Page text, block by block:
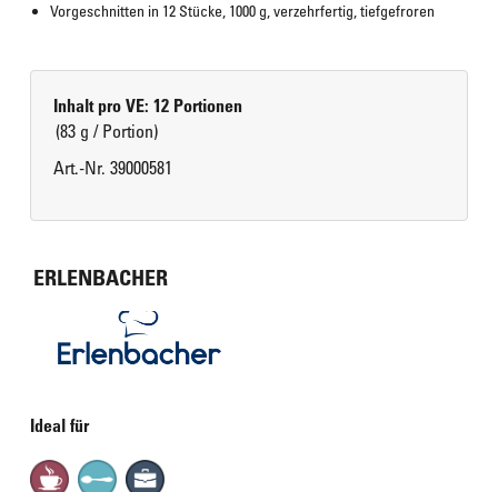
Vorgeschnitten in 12 Stücke, 1000 g, verzehrfertig, tiefgefroren
Inhalt pro VE: 12 Portionen
(83 g / Portion)
Art.-Nr. 39000581
ERLENBACHER
Ideal für